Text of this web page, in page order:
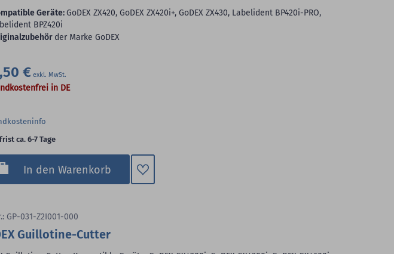
Geräte:GoDEX ZX420, GoDEX ZX420i+, GoDEX ZX430, Labelident BP420i-PRO,
BPZ420i
der Marke GoDEX
€
in DE
ca. 6-7 Tage
In den Warenkorb
Zum
GP-031-Z2I001-000
Guillotine-Cutter